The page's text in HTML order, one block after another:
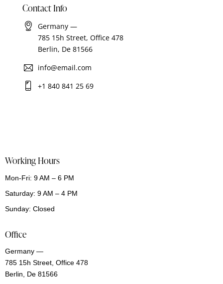
Contact Info
Germany —
785 15h Street, Office 478
Berlin, De 81566
info@email.com
+1 840 841 25 69
Working Hours
Mon-Fri: 9 AM – 6 PM
Saturday: 9 AM – 4 PM
Sunday: Closed
Office
Germany —
785 15h Street, Office 478
Berlin, De 81566